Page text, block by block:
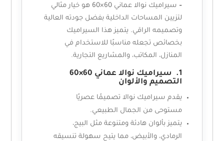
–
سيراميك نوالا عماني 60×60 هو خيار مثالي
لتزيين المساحات الداخلية بفضل جودته العالية
وتصميمه الراقي. يتميز هذا السيراميك
بخصائص تجعله مناسبًا للاستخدام في
المنازل، المكاتب، والمشاريع التجارية.
1. سيراميك نوالا عماني 60×60
التصميم والألوان
يقدم سيراميك نوالا تصميمًا عصريًا
مستوحى من الجمال الطبيعي.
يتميز بألوان هادئة ومتنوعة مثل البيج،
الرمادي، والأبيض، مما يتيح سهولة تنسيقه